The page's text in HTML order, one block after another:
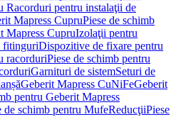
Racorduri pentru instalaţii de
Mapress CupruPiese de schimb
Mapress CupruIzolaţii pentru
fitinguriDispozitive de fixare pentru
racorduriPiese de schimb pentru
Garnituri de sistemSeturi de
Geberit Mapress CuNiFeGeberit
pentru Geberit Mapress
de schimb pentru MufeReducţiiPiese